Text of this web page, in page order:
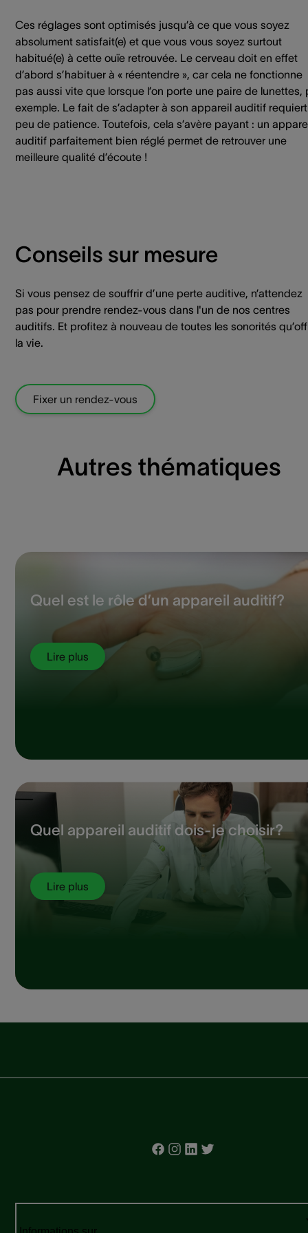
Ces réglages sont optimisés jusqu’à ce que vous soyez
absolument satisfait(e) et que vous vous soyez surtout
habitué(e) à cette ouïe retrouvée. Le cerveau doit en effet
d’abord s’habituer à « réentendre », car cela ne fonctionne
pas aussi vite que lorsque l’on porte une paire de lunettes,
exemple. Le fait de s’adapter à son appareil auditif
peu de patience. Toutefois, cela s’avère payant : un
auditif parfaitement bien réglé permet de retrouver une
meilleure qualité d’écoute !
Conseils sur mesure
Si vous pensez de souffrir d’une perte auditive, n’attendez
pas pour prendre rendez-vous dans l'un de nos centres
auditifs. Et profitez à nouveau de toutes les sonorités
la vie.
Fixer un rendez-vous
Autres thématiques
Quel est le rôle d’un appareil auditif?
Lire plus
Quel appareil auditif dois-je choisir?
Lire plus